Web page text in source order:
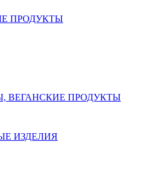
ПРОДУКТЫ
ВЕГАНСКИЕ ПРОДУКТЫ
ИЗДЕЛИЯ